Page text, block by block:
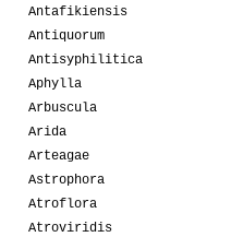
Antafikiensis
Antiquorum
Antisyphilitica
Aphylla
Arbuscula
Arida
Arteagae
Astrophora
Atroflora
Atroviridis